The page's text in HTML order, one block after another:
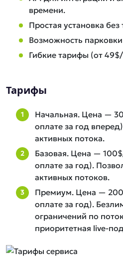
времени.
Простая установка
Возможность
Гибкие тарифы (от
Тарифы
Начальная. Цена —
оплате за год
активных потока.
Базовая. Цена —
оплате за год).
активных потоков.
Премиум. Цена —
оплате за год).
ограничений по
приоритетная live-